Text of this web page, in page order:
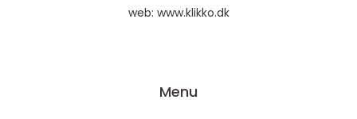
web: www.klikko.dk
Menu